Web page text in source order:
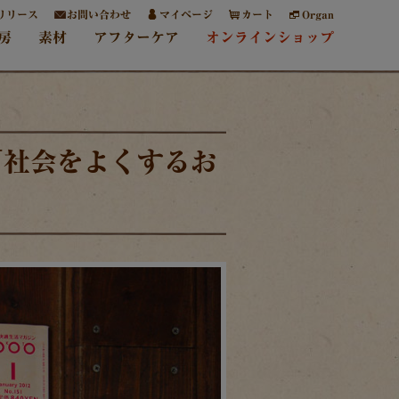
リース お問い合わせ マイページ カート Organ
素材 アフターケア オンラインショップ
会をよくするお